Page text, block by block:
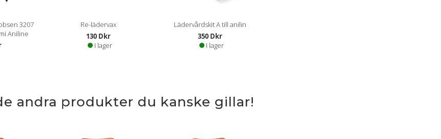
3207
Aniline
Re-lädervax
130 Dkr
I lager
Lädervårdskit A till anilin
350 Dkr
I lager
andra produkter du kanske gillar!